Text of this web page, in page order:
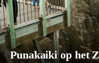
Punakaiki op het